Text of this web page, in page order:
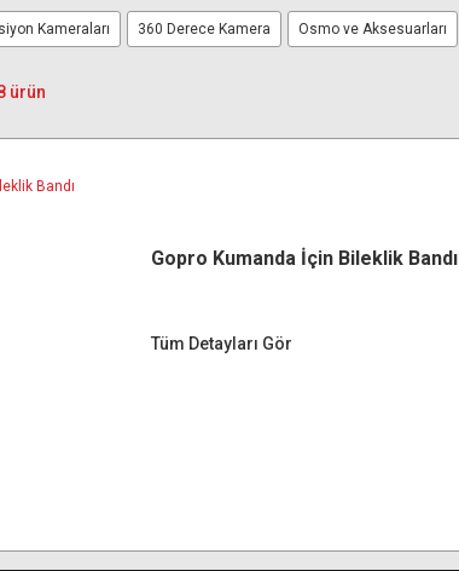
Kameraları 360 Derece Kamera Osmo ve Aksesuarları
ürün
Gopro Kumanda İçin Bileklik Bandı
Tüm Detayları Gör